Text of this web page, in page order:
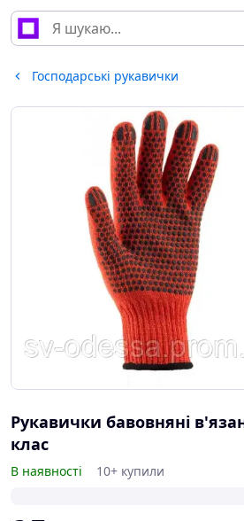
Господарські рукавички
Рукавички бавовняні
клас
В наявності 10+ купили